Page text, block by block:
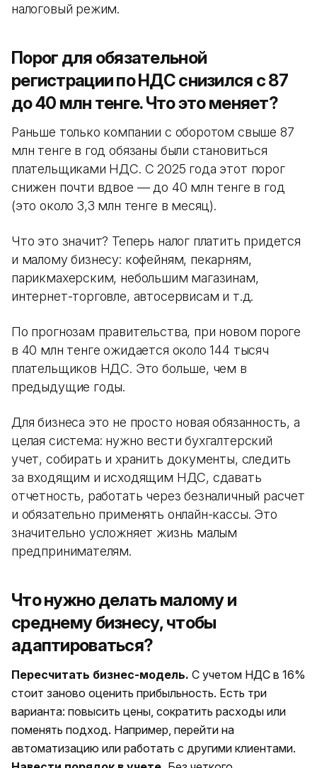
налоговый режим.
Порог для обязательной
регистрации по НДС снизился с 87
до 40 млн тенге. Что это меняет?
Раньше только компании с оборотом свыше 87
млн тенге в год обязаны были становиться
плательщиками НДС. С 2025 года этот порог
снижен почти вдвое — до 40 млн тенге в год
(это около 3,3 млн тенге в месяц).
Что это значит? Теперь налог платить придется
и малому бизнесу: кофейням, пекарням,
парикмахерским, небольшим магазинам,
интернет-торговле, автосервисам и т.д.
По прогнозам правительства, при новом пороге
в 40 млн тенге ожидается около 144 тысяч
плательщиков НДС. Это больше, чем в
предыдущие годы.
Для бизнеса это не просто новая обязанность, а
целая система: нужно вести бухгалтерский
учет, собирать и хранить документы, следить
за входящим и исходящим НДС, сдавать
отчетность, работать через безналичный расчет
и обязательно применять онлайн-кассы. Это
значительно усложняет жизнь малым
предпринимателям.
Что нужно делать малому и
среднему бизнесу, чтобы
адаптироваться?
Пересчитать бизнес-модель. С учетом НДС в 16%
стоит заново оценить прибыльность. Есть три
варианта: повысить цены, сократить расходы или
поменять подход. Например, перейти на
автоматизацию или работать с другими клиентами.